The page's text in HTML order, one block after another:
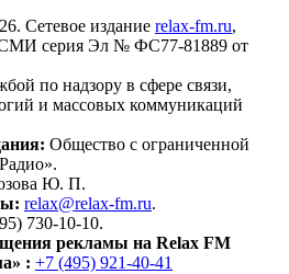
Сетевое издание relax-fm.ru,
серия Эл № ФС77-81889 от
по надзору в сфере связи,
и массовых коммуникаций
Общество с ограниченной
Ю. П.
relax@relax-fm.ru.
730-10-10.
рекламы на Relax FM
: +7 (495) 921-40-41